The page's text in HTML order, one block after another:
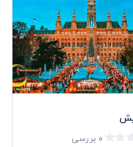
خطه از کشورمان در هر چهار فصل
فرصت سفر را از مسافران می
۰ بررسی